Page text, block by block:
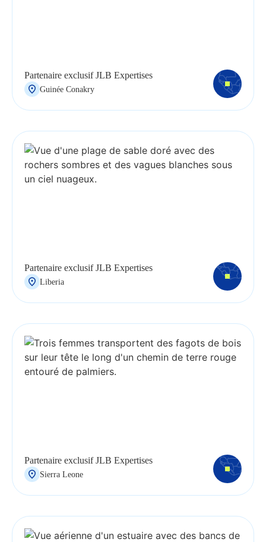
Partenaire exclusif JLB Expertises
Guinée Conakry
Partenaire exclusif JLB Expertises
Liberia
Partenaire exclusif JLB Expertises
Sierra Leone